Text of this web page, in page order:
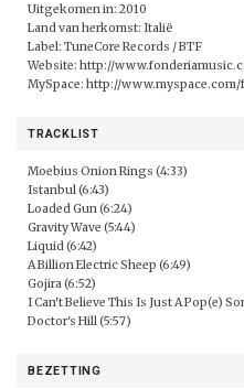
Uitgekomen in: 2010
Land van herkomst: Italië
Label: TuneCore Records / BTF
Website: http://
MySpace: http://www.myspace.com/
TRACKLIST
Moebius Onion Rings (4:33)
Istanbul (6:43)
Loaded Gun (6:24)
Gravity Wave (5:44)
Liquid (6:42)
A Billion Electric Sheep (6:49)
Gojira (6:52)
I Can't Believe This Is Just A Pop(e)
Doctor's Hill (5:57)
BEZETTING